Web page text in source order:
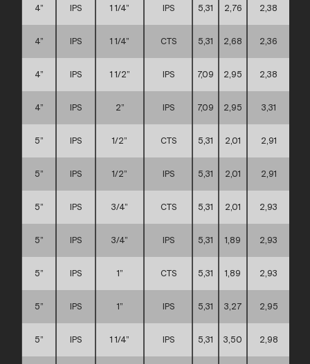
4” IPS 1 1/4” IPS 5,31 2,76 2,38
4” IPS 1 1/4” CTS 5,31 2,68 2,36
4” IPS 1 1/2” IPS 7,09 2,95 2,38
4” IPS 2” IPS 7,09 2,95 3,31
5” IPS 1/2” CTS 5,31 2,01 2,91
5” IPS 1/2” IPS 5,31 2,01 2,91
5” IPS 3/4” CTS 5,31 2,01 2,93
5” IPS 3/4” IPS 5,31 1,89 2,93
5” IPS 1” CTS 5,31 1,89 2,93
5” IPS 1” IPS 5,31 3,27 2,95
5” IPS 1 1/4” IPS 5,31 3,50 2,98